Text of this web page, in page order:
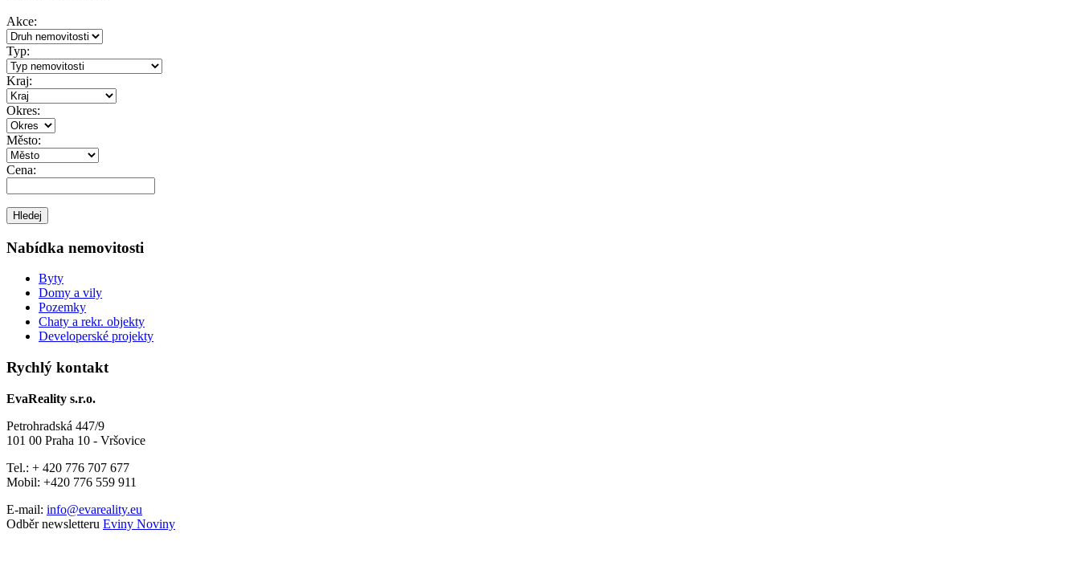
Akce:
Typ:
Kraj:
Okres:
Město:
Cena:
Nabídka nemovitosti
Byty
Domy a vily
Pozemky
Chaty a rekr. objekty
Developerské projekty
Rychlý kontakt
EvaReality s.r.o.
Petrohradská 447/9
101 00 Praha 10 - Vršovice
Tel.: + 420 776 707 677
Mobil: +420 776 559 911
E-mail: info@evareality.eu
Odběr newsletteru Eviny Noviny